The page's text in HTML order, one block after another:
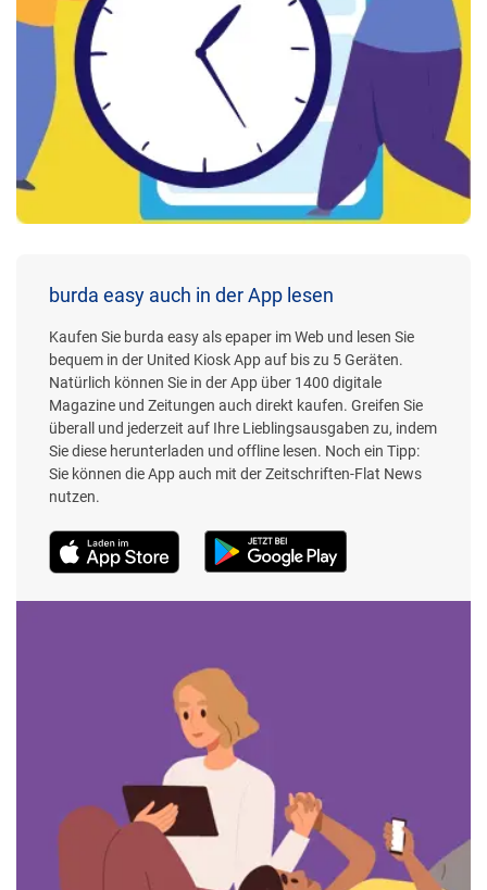
burda easy auch in der App lesen
Kaufen Sie burda easy als epaper im Web und lesen Sie
bequem in der United Kiosk App auf bis zu 5 Geräten.
Natürlich können Sie in der App über 1400 digitale
Magazine und Zeitungen auch direkt kaufen. Greifen Sie
überall und jederzeit auf Ihre Lieblingsausgaben zu, indem
Sie diese herunterladen und offline lesen. Noch ein Tipp:
Sie können die App auch mit der Zeitschriften-Flat News
nutzen.